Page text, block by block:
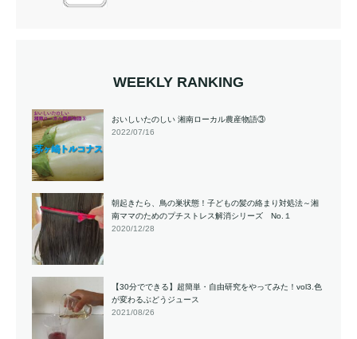
WEEKLY RANKING
おいしいたのしい 湘南ローカル農産物語③
2022/07/16
朝起きたら、鳥の巣状態！子どもの髪の絡まり対処法～湘
南ママのためのプチストレス解消シリーズ No.１
2020/12/28
【30分でできる】超簡単・自由研究をやってみた！vol3.色
が変わるぶどうジュース
2021/08/26